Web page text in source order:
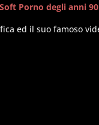
Porno degli anni
ed il suo famoso